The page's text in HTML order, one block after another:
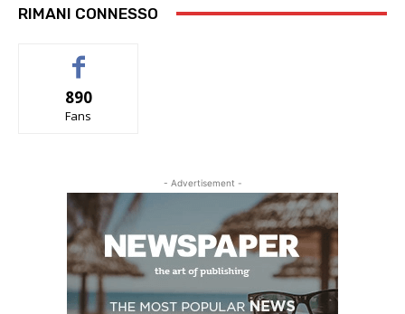
RIMANI CONNESSO
890
Fans
- Advertisement -